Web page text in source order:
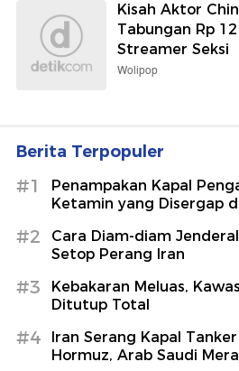
Kisah Aktor
Tabungan Rp
Streamer Seksi
Wolipop
Berita Terpopuler
#1
Penampakan Kapal
Ketamin yang Disergap
#2
Cara Diam-diam
Setop Perang Iran
#3
Kebakaran Meluas,
Ditutup Total
#4
Iran Serang Kapal
Hormuz, Arab Saudi